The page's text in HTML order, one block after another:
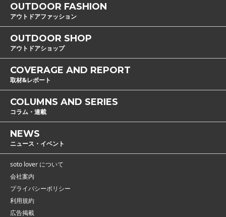
OUTDOOR FASHION
アウトドアファッション
OUTDOOR SHOP
アウトドアショップ
COVERAGE AND REPORT
取材&レポート
COLUMNS AND SERIES
コラム・連載
NEWS
ニュース・イベント
soto lover について
会社案内
プライバシーポリシー
利用規約
広告掲載